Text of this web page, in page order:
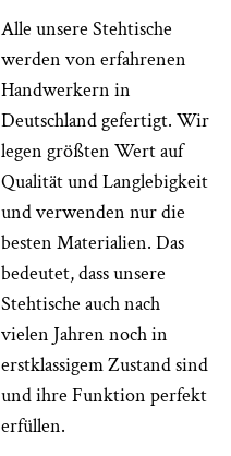
Alle unsere Stehtische
werden von erfahrenen
Handwerkern in
Deutschland gefertigt. Wir
legen größten Wert auf
Qualität und Langlebigkeit
und verwenden nur die
besten Materialien. Das
bedeutet, dass unsere
Stehtische auch nach
vielen Jahren noch in
erstklassigem Zustand sind
und ihre Funktion perfekt
erfüllen.